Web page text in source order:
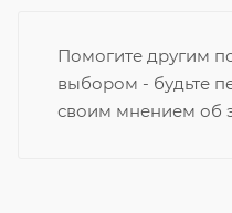
Помогите другим
выбором - будьте
своим мнением об